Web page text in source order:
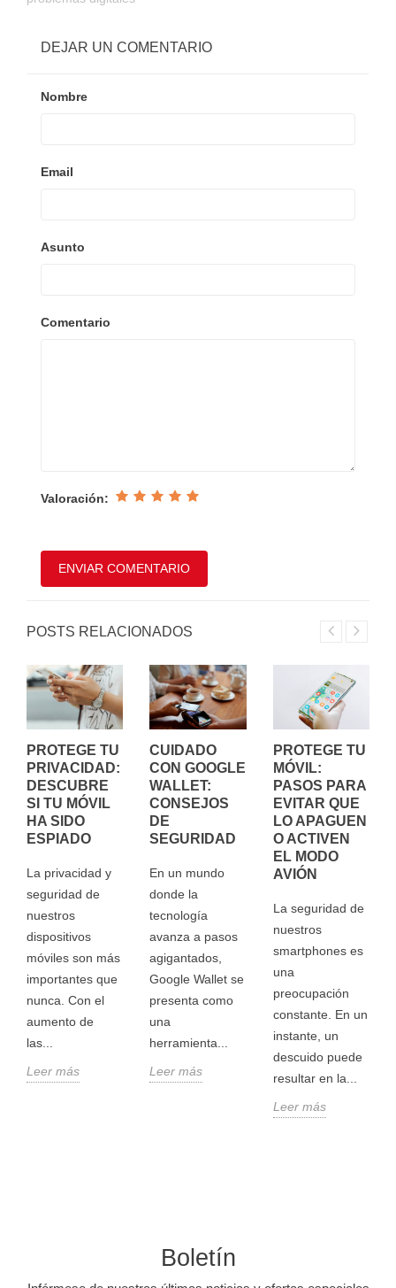
DEJAR UN COMENTARIO
Nombre
Email
Asunto
Comentario
Valoración:
POSTS RELACIONADOS
PROTEGE TU
PRIVACIDAD:
DESCUBRE
SI TU MÓVIL
HA SIDO
ESPIADO
La privacidad y
seguridad de
nuestros
dispositivos
móviles son más
importantes que
nunca. Con el
aumento de
las...
Leer más
CUIDADO
CON GOOGLE
WALLET:
CONSEJOS
DE
SEGURIDAD
En un mundo
donde la
tecnología
avanza a pasos
agigantados,
Google Wallet se
presenta como
una
herramienta...
Leer más
PROTEGE TU
MÓVIL:
PASOS PARA
EVITAR QUE
LO APAGUEN
O ACTIVEN
EL MODO
AVIÓN
La seguridad de
nuestros
smartphones es
una
preocupación
constante. En un
instante, un
descuido puede
resultar en la...
Leer más
Boletín